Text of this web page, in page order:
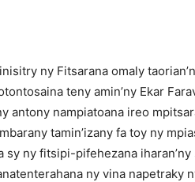
ny Fitsarana omaly
teny amin’ny Ekar
antony nampiatoana ireo
tamin’izany fa toy ny
sy ny fitsipi-pifehezana
ny vina napetraky